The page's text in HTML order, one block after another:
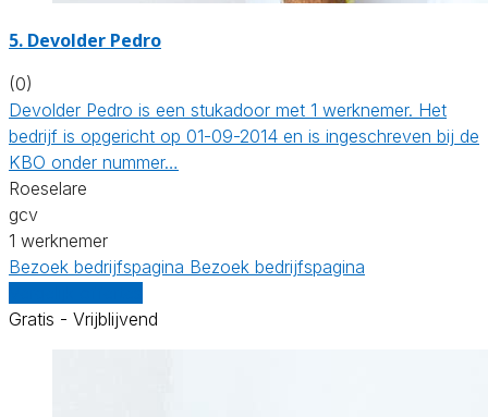
5. Devolder Pedro
(0)
Devolder Pedro is een stukadoor met 1 werknemer. Het
bedrijf is opgericht op 01-09-2014 en is ingeschreven bij de
KBO onder nummer…
Roeselare
gcv
1 werknemer
Bezoek bedrijfspagina Bezoek bedrijfspagina
Gratis - Vrijblijvend